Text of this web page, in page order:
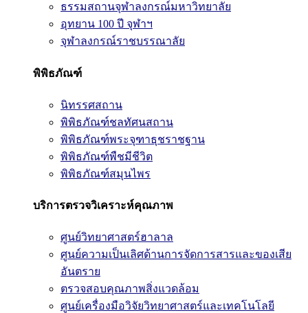
ธรรมสถานจุฬาลงกรณ์มหาวิทยาลัย
อุทยาน 100 ปี จุฬาฯ
จุฬาลงกรณ์ราชบรรณาลัย
พิพิธภัณฑ์
นิทรรศสถาน
พิพิธภัณฑ์ชลทัศนสถาน
พิพิธภัณฑ์พระจุฑาธุชราชฐาน
พิพิธภัณฑ์พืชมีชีวิต
พิพิธภัณฑ์สมุนไพร
บริการตรวจวิเคราะห์คุณภาพ
ศูนย์วิทยาศาสตร์ฮาลาล
ศูนย์ความเป็นเลิศด้านการจัดการสารและของเสีย
อันตราย
ตรวจสอบคุณภาพสิ่งแวดล้อม
ศูนย์เครื่องมือวิจัยวิทยาศาสตร์และเทคโนโลยี